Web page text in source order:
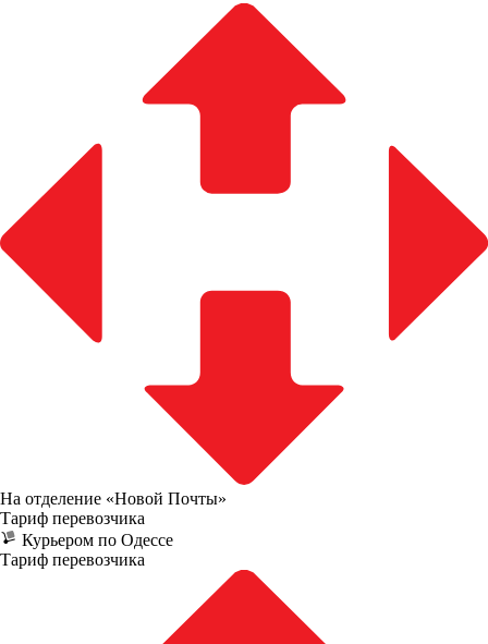
На отделение «Новой Почты»
Тариф перевозчика
Курьером по Одессе
Тариф перевозчика